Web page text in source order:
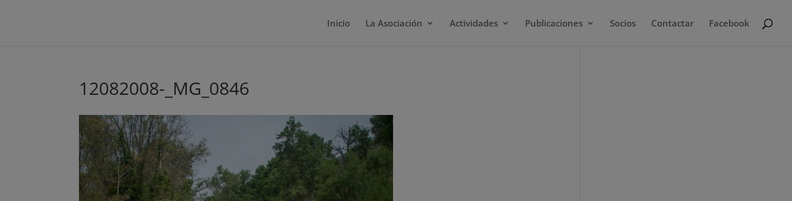
Inicio La Asociación Actividades Publicaciones Socios Contactar Facebook
12082008-_MG_0846